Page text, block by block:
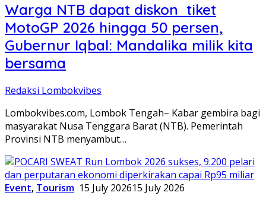
Warga NTB dapat diskon tiket
MotoGP 2026 hingga 50 persen,
Gubernur Iqbal: Mandalika milik kita
bersama
Redaksi Lombokvibes
Lombokvibes.com, Lombok Tengah– Kabar gembira bagi
masyarakat Nusa Tenggara Barat (NTB). Pemerintah
Provinsi NTB menyambut…
Event, Tourism 15 July 202615 July 2026